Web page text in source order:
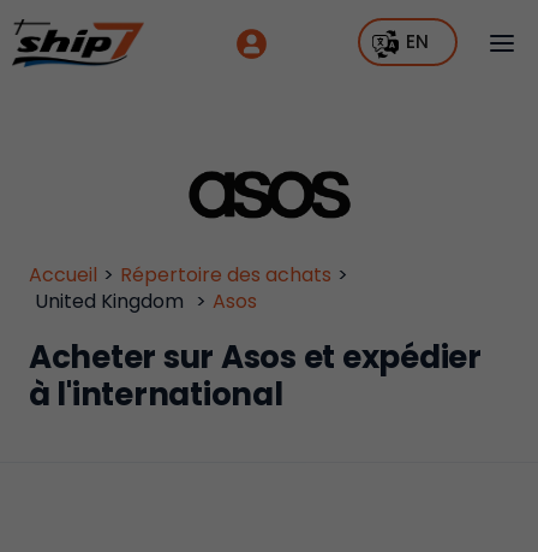
EN
Accueil > Répertoire des achats >
United Kingdom > Asos
Acheter sur Asos et expédier
à l'international